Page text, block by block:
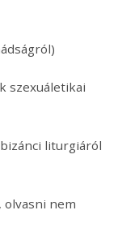
szexuáletikai
liturgiáról
olvasni nem